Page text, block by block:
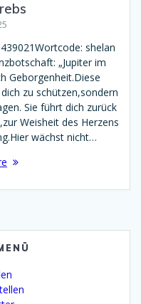
shelan
„Jupiter im
Geborgenheit.Diese
zu schützen,sondern
Sie führt dich zurück
Weisheit des Herzens
wächst nicht…